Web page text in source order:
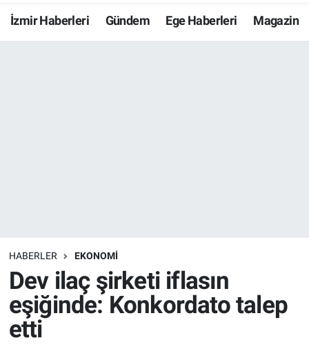
İzmir Haberleri Gündem Ege Haberleri Magazin
HABERLER EKONOMİ
Dev ilaç şirketi iflasın
eşiğinde: Konkordato talep
etti
Resmi İlanlar